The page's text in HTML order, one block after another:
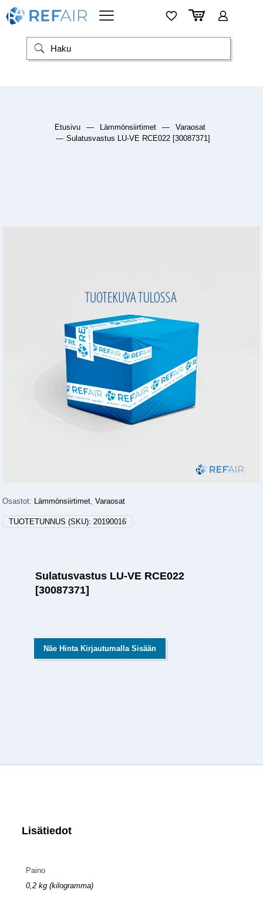
Etusivu — Lämmönsiirtimet —
Varaosat
— Sulatusvastus LU-VE RCE022 [30087371]
Osastot: Lämmönsiirtimet,Varaosat
TUOTETUNNUS (SKU):20190016
Sulatusvastus LU-VE RCE022
[30087371]
Näe Hinta Kirjautumalla Sisään
Lisätiedot
Paino
0,2 kg (kilogramma)